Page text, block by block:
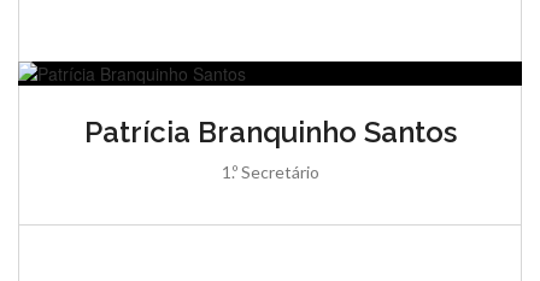
Patrícia Branquinho Santos
1.º Secretário